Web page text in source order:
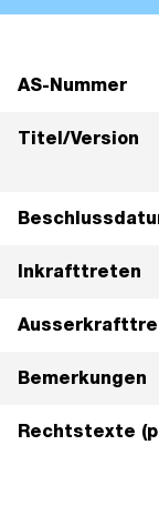
AS-Nummer
Titel/Version
Inkrafttreten
Bemerkungen
Rechtstexte